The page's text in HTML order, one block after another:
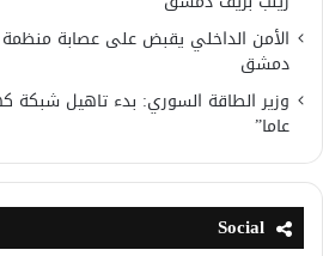
الأمن الداخلي يقبض على عصابة
دمشق
عاما”
Social